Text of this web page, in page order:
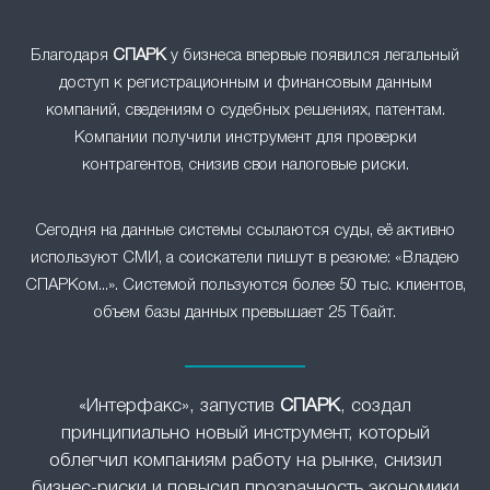
Благодаря СПАРКу бизнеса впервые появился легальный
доступ к регистрационным и финансовым данным
компаний, сведениям о судебных решениях, патентам.
Компании получили инструмент для проверки
контрагентов, снизив свои налоговые риски.
Сегодня на данные системы ссылаются суды, её активно
используют СМИ, а соискатели пишут в резюме: «Владею
СПАРКом...». Системой пользуются более 50 тыс. клиентов,
объем базы данных превышает 25 Тбайт.
«Интерфакс», запустив СПАРК, создал
принципиально новый инструмент, который
облегчил компаниям работу на рынке, снизил